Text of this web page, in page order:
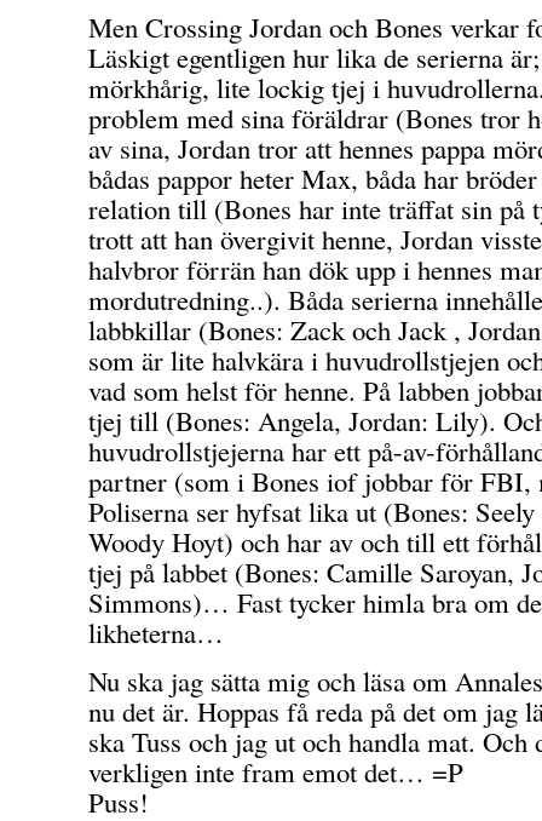
Men Crossing Jordan och Bones verkar
Läskigt egentligen hur lika de serierna
mörkhårig, lite lockig tjej i
problem med sina föräldrar (Bones tror
av sina, Jordan tror att hennes pappa
bådas pappor heter Max, båda har
relation till (Bones har inte träffat sin på
trott att han övergivit henne, Jordan
halvbror förrän han dök upp i hennes
mordutredning..). Båda serierna
labbkillar (Bones: Zack och Jack ,
som är lite halvkära i huvudrollstjejen
vad som helst för henne. På labben
tjej till (Bones: Angela, Jordan: Lily).
huvudrollstjejerna har ett på-av-
partner (som i Bones iof jobbar för FBI,
Poliserna ser hyfsat lika ut (Bones:
Woody Hoyt) och har av och till ett
tjej på labbet (Bones: Camille Saroyan,
Simmons)… Fast tycker himla bra om
likheterna…
Nu ska jag sätta mig och läsa om
nu det är. Hoppas få reda på det om jag
ska Tuss och jag ut och handla mat. Och
verkligen inte fram emot det… =P
Puss!